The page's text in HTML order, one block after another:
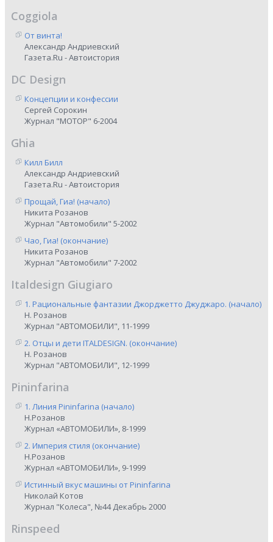
Coggiola
От винта!
Александр Андриевский
Газета.Ru - Автоистория
DC Design
Концепции и конфессии
Сергей Сорокин
Журнал "МОТОР" 6-2004
Ghia
Килл Билл
Александр Андриевский
Газета.Ru - Автоистория
Прощай, Гиа! (начало)
Никита Розанов
Журнал "Автомобили" 5-2002
Чао, Гиа! (окончание)
Никита Розанов
Журнал "Автомобили" 7-2002
Italdesign Giugiaro
1. Рациональные фантазии Джорджетто Джуджаро. (начало)
Н. Розанов
Журнал "АВТОМОБИЛИ", 11-1999
2. Отцы и дети ITALDESIGN. (окончание)
Н. Розанов
Журнал "АВТОМОБИЛИ", 12-1999
Pininfarina
1. Линия Pininfarina (начало)
Н.Розанов
Журнал «АВТОМОБИЛИ», 8-1999
2. Империя стиля (окончание)
Н.Розанов
Журнал «АВТОМОБИЛИ», 9-1999
Истинный вкус машины от Pininfarina
Николай Котов
Журнал "Колеса", №44 Декабрь 2000
Rinspeed